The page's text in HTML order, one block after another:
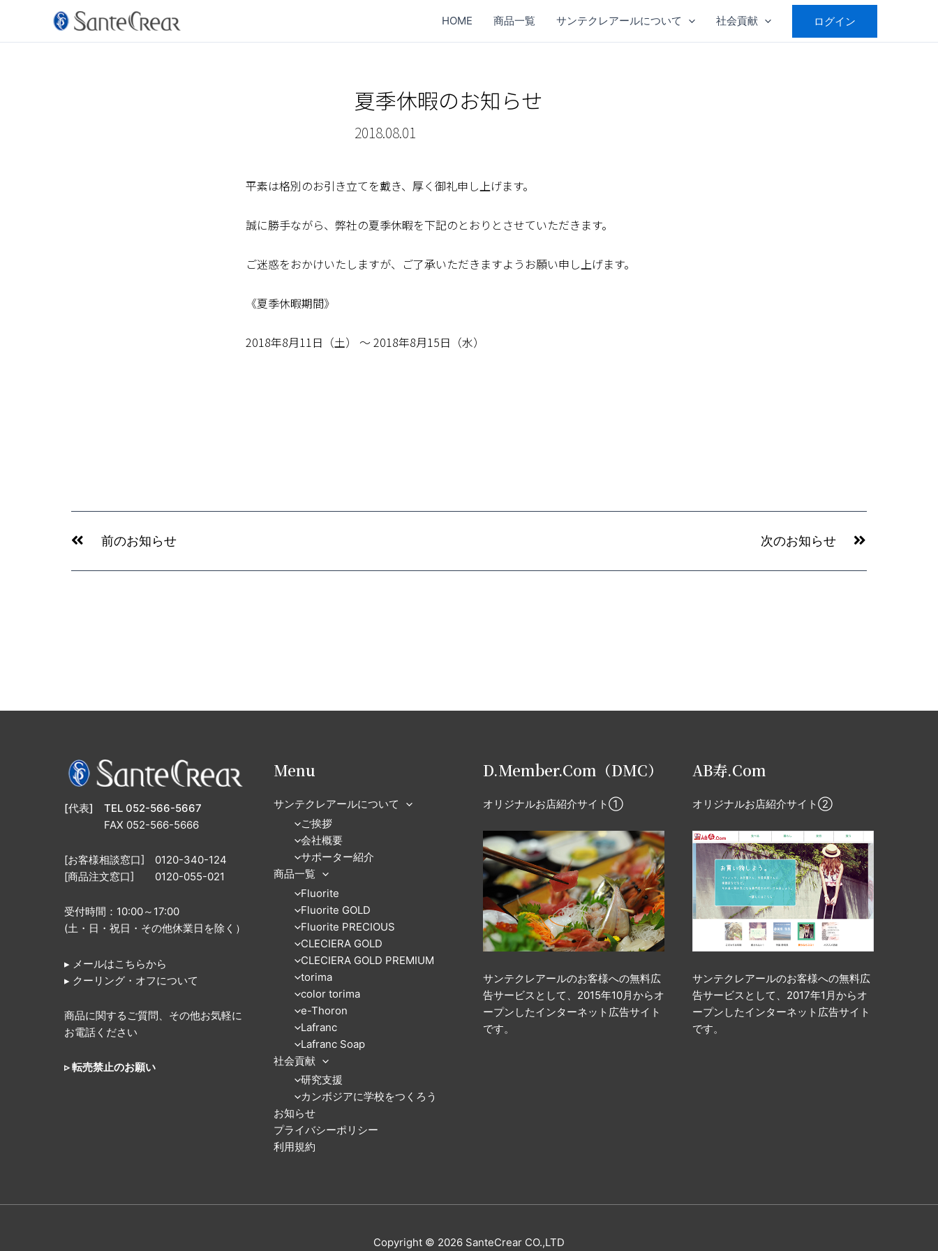
HOME 商品一覧 サンテクレアールについて 社会貢献 ログイン
夏季休暇のお知らせ
2018.08.01
平素は格別のお引き立てを戴き、厚く御礼申し上げます。
誠に勝手ながら、弊社の夏季休暇を下記のとおりとさせていただきます。
ご迷惑をおかけいたしますが、ご了承いただきますようお願い申し上げます。
《夏季休暇期間》
2018年8月11日（土） ～ 2018年8月15日（水）
前のお知らせ 次のお知らせ
[代表] TEL 052-566-5667
FAX 052-566-5666
[お客様相談窓口] 0120-340-124
[商品注文窓口] 0120-055-021
受付時間：10:00～17:00
(土・日・祝日・その他休業日を除く）
▸ メールはこちらから
▸ クーリング・オフについて
商品に関するご質問、その他お気軽に
お電話ください
▹ 転売禁止のお願い
Menu
サンテクレアールについて
ご挨拶
会社概要
サポーター紹介
商品一覧
Fluorite
Fluorite GOLD
Fluorite PRECIOUS
CLECIERA GOLD
CLECIERA GOLD PREMIUM​
torima
color torima
e-Thoron
Lafranc
Lafranc Soap
社会貢献
研究支援
カンボジアに学校をつくろう
お知らせ
プライバシーポリシー
利用規約
D.Member.Com（DMC）
オリジナルお店紹介サイト①
サンテクレアールのお客様への無料広
告サービスとして、2015年10月からオ
ープンしたインターネット広告サイト
です。
AB寿.Com
オリジナルお店紹介サイト②
サンテクレアールのお客様への無料広
告サービスとして、2017年1月からオ
ープンしたインターネット広告サイト
です。
Copyright © 2026 SanteCrear CO.,LTD